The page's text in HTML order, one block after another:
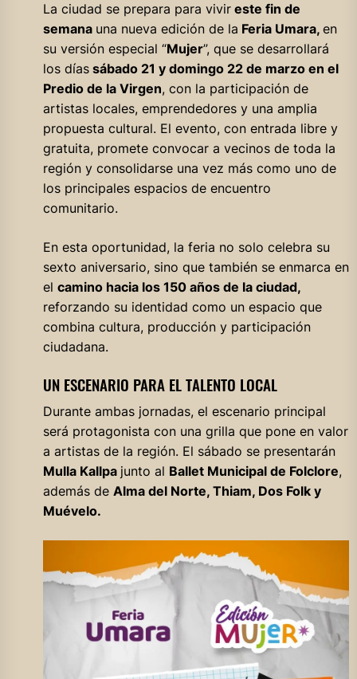
La ciudad se prepara para vivireste fin de
semana una nueva edición de la Feria Umara, en
su versión especial “Mujer”, que se desarrollará
los díassábado 21 y domingo 22 de marzo en el
Predio de la Virgen, con la participación de
artistas locales, emprendedores y una amplia
propuesta cultural. El evento, con entrada libre y
gratuita, promete convocar a vecinos de toda la
región y consolidarse una vez más como uno de
los principales espacios de encuentro
comunitario.
En esta oportunidad, la feria no solo celebra su
sexto aniversario, sino que también se enmarca en
el camino hacia los 150 años de la ciudad,
reforzando su identidad como un espacio que
combina cultura, producción y participación
ciudadana.
UN ESCENARIO PARA EL TALENTO LOCAL
Durante ambas jornadas, el escenario principal
será protagonista con una grilla que pone en valor
a artistas de la región. El sábado se presentarán
Mulla Kallpa junto al Ballet Municipal de Folclore,
además de Alma del Norte, Thiam, Dos Folk y
Muévelo.